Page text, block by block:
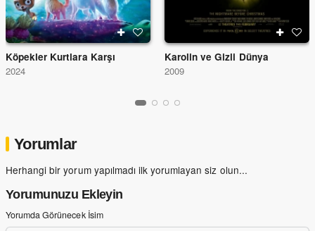
Köpekler Kurtlara Karşı
2024
Karolin ve Gizli Dünya
2009
Yorumlar
Herhangi bir yorum yapılmadı ilk yorumlayan siz olun...
Yorumunuzu Ekleyin
Yorumda Görünecek İsim